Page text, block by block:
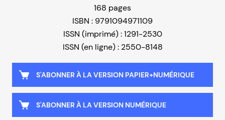
168 pages
ISBN : 9791094971109
ISSN (imprimé) : 1291-2530
ISSN (en ligne) : 2550-8148
S'ABONNER À LA VERSION PAPIER+NUMÉRIQUE
S'ABONNER À LA VERSION NUMÉRIQUE